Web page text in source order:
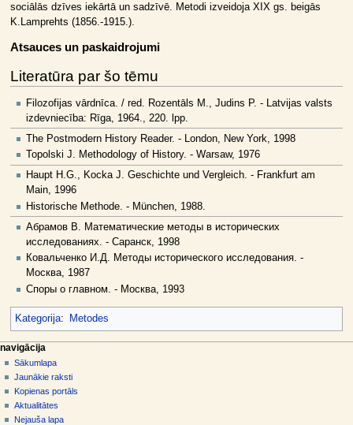
sociālās dzīves iekārtā un sadzīvē. Metodi izveidoja XIX gs. beigās
K.Lamprehts (1856.-1915.).
Atsauces un paskaidrojumi
Literatūra par šo tēmu
Filozofijas vārdnīca. / red. Rozentāls M., Judins P. - Latvijas valsts
izdevniecība: Rīga, 1964., 220. lpp.
The Postmodern History Reader. - London, New York, 1998
Topolski J. Methodology of History. - Warsaw, 1976
Haupt H.G., Kocka J. Geschichte und Vergleich. - Frankfurt am
Main, 1996
Historische Methode. - München, 1988.
Абрамов В. Математические методы в исторических
исследованиях. - Саранск, 1998
Ковальченко И.Д. Методы исторического исследования. -
Москва, 1987
Споры о главном. - Москва, 1993
Kategorija: Metodes
N
a
v
g
lapas darbības
raksts
diskusija
skatīt
aplūkot
kodu
dalībnieka rīki
pieslēgties
navigācija
Sākumlapa
Jaunākie raksti
Kopienas portāls
Aktualitātes
Nejauša lapa